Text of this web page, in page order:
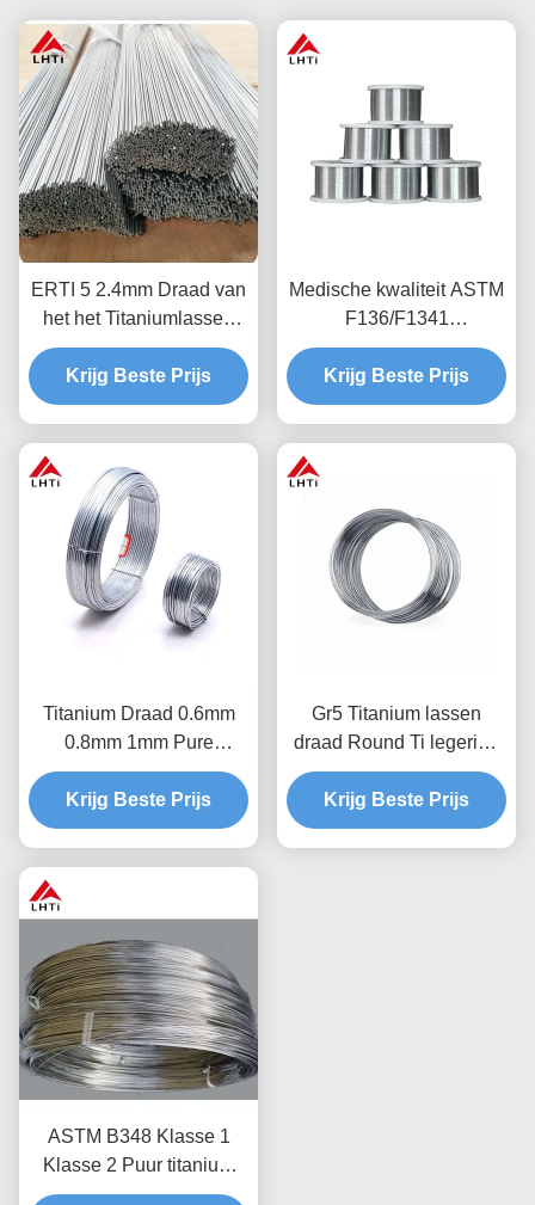
ERTI 5 2.4mm Draad van
het het Titaniumlassen
van Aws A5.16 van de
Titanium de Rechte
Draad
Krijg Beste Prijs
Medische kwaliteit ASTM
F136/F1341
Titaniumdraad Ti-6Al-4V
Corrosiebestendige
lasdraad
Krijg Beste Prijs
Titanium Draad 0.6mm
0.8mm 1mm Pure
Titanium Draad Voor
Medisch Gebruik
Krijg Beste Prijs
Gr5 Titanium lassen
draad Round Ti legering
voor 3D-printen
Krijg Beste Prijs
ASTM B348 Klasse 1
Klasse 2 Puur titanium
lassen draad met een